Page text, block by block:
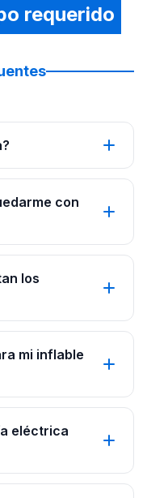
requerido
con
los
mi inflable
eléctrica